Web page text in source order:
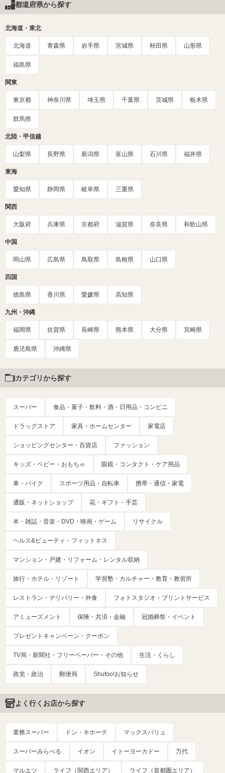
都道府県から探す
北海道・東北
北海道 青森県 岩手県 宮城県 秋田県 山形県
福島県
関東
東京都 神奈川県 埼玉県 千葉県 茨城県 栃木県
群馬県
北陸・甲信越
山梨県 長野県 新潟県 富山県 石川県 福井県
東海
愛知県 静岡県 岐阜県 三重県
関西
大阪府 兵庫県 京都府 滋賀県 奈良県 和歌山県
中国
岡山県 広島県 鳥取県 島根県 山口県
四国
徳島県 香川県 愛媛県 高知県
九州・沖縄
福岡県 佐賀県 長崎県 熊本県 大分県 宮崎県
鹿児島県 沖縄県
カテゴリから探す
スーパー 食品・菓子・飲料・酒・日用品・コンビニ
ドラッグストア 家具・ホームセンター 家電店
ショッピングセンター・百貨店 ファッション
キッズ・ベビー・おもちゃ 眼鏡・コンタクト・ケア用品
車・バイク スポーツ用品・自転車 携帯・通信・家電
通販・ネットショップ 花・ギフト・手芸
本・雑誌・音楽・DVD・映画・ゲーム リサイクル
ヘルス&ビューティ・フィットネス
マンション・戸建・リフォーム・レンタル収納
旅行・ホテル・リゾート 学習塾・カルチャー・教育・教習所
レストラン・デリバリー・外食 フォトスタジオ・プリントサービス
アミューズメント 保険・共済・金融 冠婚葬祭・イベント
プレゼントキャンペーン・クーポン
TV局・新聞社・フリーペーパー・その他 生活・くらし
政党・政治 郵便局 Shufoo!お知らせ
よく行くお店から探す
業務スーパー ドン・キホーテ マックスバリュ
スーパーみらべる イオン イトーヨーカドー 万代
マルエツ ライフ（関西エリア） ライフ（首都圏エリア）